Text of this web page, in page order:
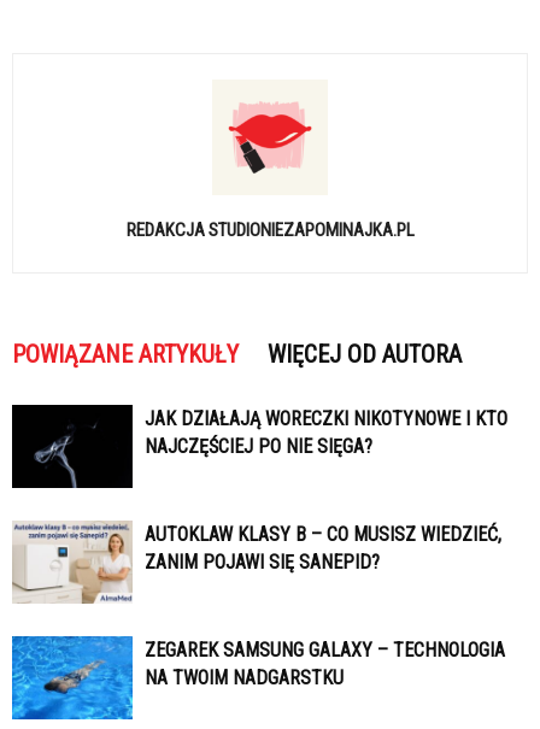
REDAKCJA STUDIONIEZAPOMINAJKA.PL
POWIĄZANE ARTYKUŁY WIĘCEJ OD AUTORA
JAK DZIAŁAJĄ WORECZKI NIKOTYNOWE I KTO
NAJCZĘŚCIEJ PO NIE SIĘGA?
AUTOKLAW KLASY B – CO MUSISZ WIEDZIEĆ,
ZANIM POJAWI SIĘ SANEPID?
ZEGAREK SAMSUNG GALAXY – TECHNOLOGIA
NA TWOIM NADGARSTKU